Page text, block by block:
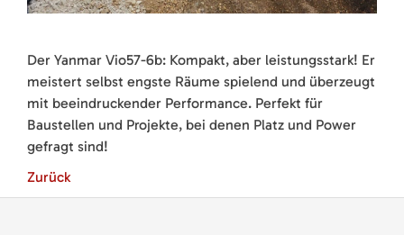
Der Yanmar Vio57-6b: Kompakt, aber leistungsstark! Er
meistert selbst engste Räume spielend und überzeugt
mit beeindruckender Performance. Perfekt für
Baustellen und Projekte, bei denen Platz und Power
gefragt sind!
Zurück